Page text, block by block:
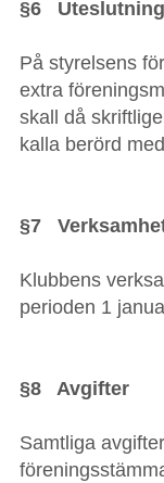
§6 Uteslutning
På styrelsens
extra
skall då
kalla berörd
§7
Klubbens
perioden 1
§8 Avgifter
Samtliga